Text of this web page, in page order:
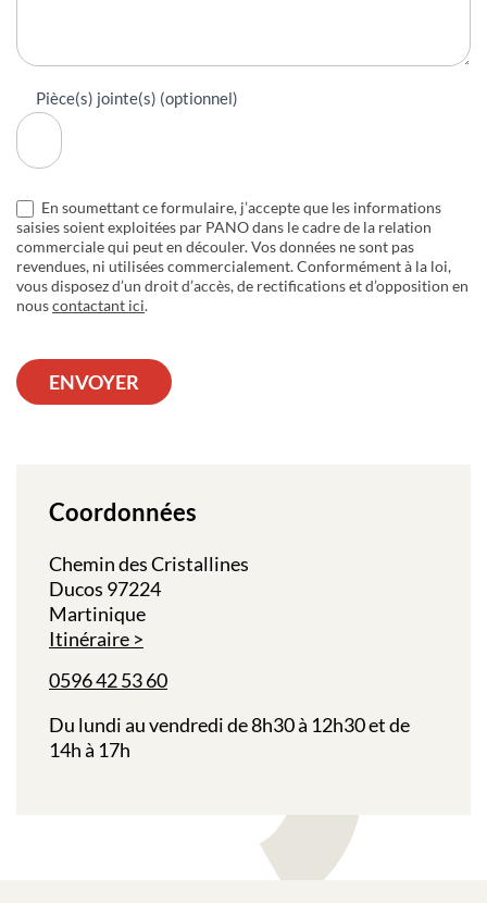
Pièce(s) jointe(s) (optionnel)
En soumettant ce formulaire, j’accepte que les informations
saisies soient exploitées par PANO dans le cadre de la relation
commerciale qui peut en découler. Vos données ne sont pas
revendues, ni utilisées commercialement. Conformément à la loi,
vous disposez d’un droit d’accès, de rectifications et d’opposition en
nouscontactant ici.
ENVOYER
Coordonnées
Chemin des Cristallines
Ducos 97224
Martinique
Itinéraire
0596 42 53 60
Du lundi au vendredi de 8h30 à 12h30 et de
14h à 17h